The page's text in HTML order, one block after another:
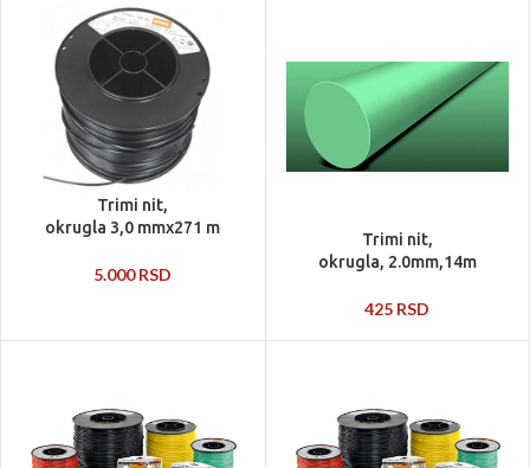
Trimi nit,
okrugla 3,0 mmx271 m
5.000RSD
Trimi nit,
okrugla, 2.0mm,14m
425 RSD